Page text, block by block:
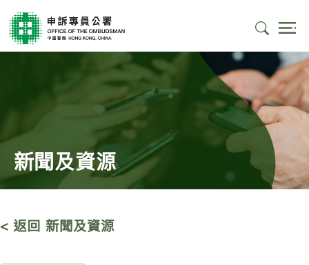
新聞及資源
< 返回 新聞及資源